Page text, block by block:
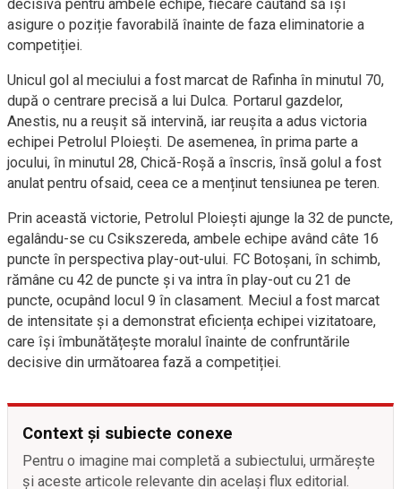
decisivă pentru ambele echipe, fiecare căutând să își
asigure o poziție favorabilă înainte de faza eliminatorie a
competiției.
Unicul gol al meciului a fost marcat de Rafinha în minutul 70,
după o centrare precisă a lui Dulca. Portarul gazdelor,
Anestis, nu a reușit să intervină, iar reușita a adus victoria
echipei Petrolul Ploiești. De asemenea, în prima parte a
jocului, în minutul 28, Chică-Roșă a înscris, însă golul a fost
anulat pentru ofsaid, ceea ce a menținut tensiunea pe teren.
Prin această victorie, Petrolul Ploiești ajunge la 32 de puncte,
egalându-se cu Csikszereda, ambele echipe având câte 16
puncte în perspectiva play-out-ului. FC Botoșani, în schimb,
rămâne cu 42 de puncte și va intra în play-out cu 21 de
puncte, ocupând locul 9 în clasament. Meciul a fost marcat
de intensitate și a demonstrat eficiența echipei vizitatoare,
care își îmbunătățește moralul înainte de confruntările
decisive din următoarea fază a competiției.
Context și subiecte conexe
Pentru o imagine mai completă a subiectului, urmărește
și aceste articole relevante din același flux editorial.